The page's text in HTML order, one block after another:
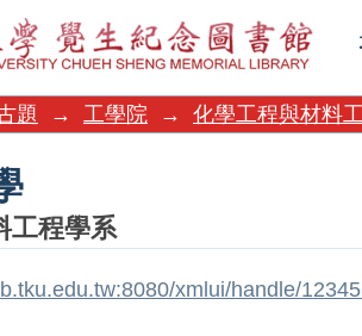
題 → 工學院 → 化學工程與材料
工程學系
xmlui/handle/